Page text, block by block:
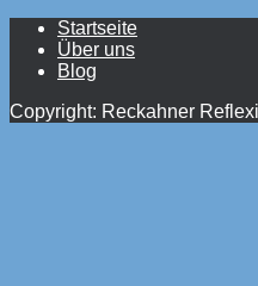
Startseite
Über uns
Blog
Copyright: Reckahner